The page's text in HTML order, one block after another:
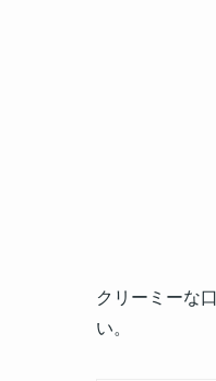
クリーミーな
い。